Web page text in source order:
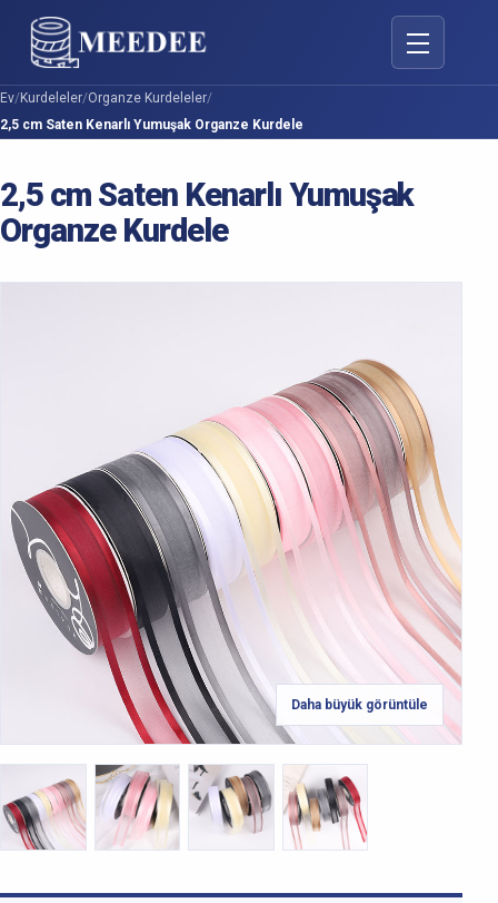
Gezinmeyi
Ev/Kurdeleler/Organze Kurdeleler/
2,5 cm Saten Kenarlı Yumuşak Organze Kurdele
2,5 cm Saten Kenarlı Yumuşak
Organze Kurdele
Daha büyük görüntüle